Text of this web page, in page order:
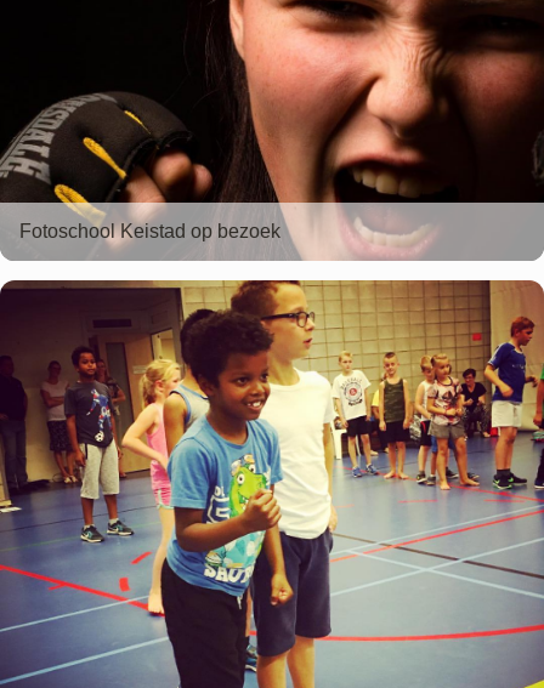
Fotoschool Keistad op bezoek